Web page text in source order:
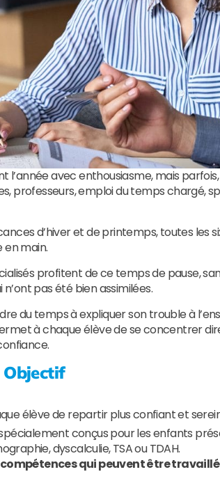
l’année avec enthousiasme, mais
professeurs, emploi du temps chargé,
d’hiver et de printemps, toutes les
main.
profitent de ce temps de pause,
pas été bien assimilées.
du temps à expliquer son trouble à
à chaque élève de se concentrer
Objectif
élève de repartir plus confiant et
conçus pour les enfants
dyscalculie, TSA ou TDAH.
qui peuvent être